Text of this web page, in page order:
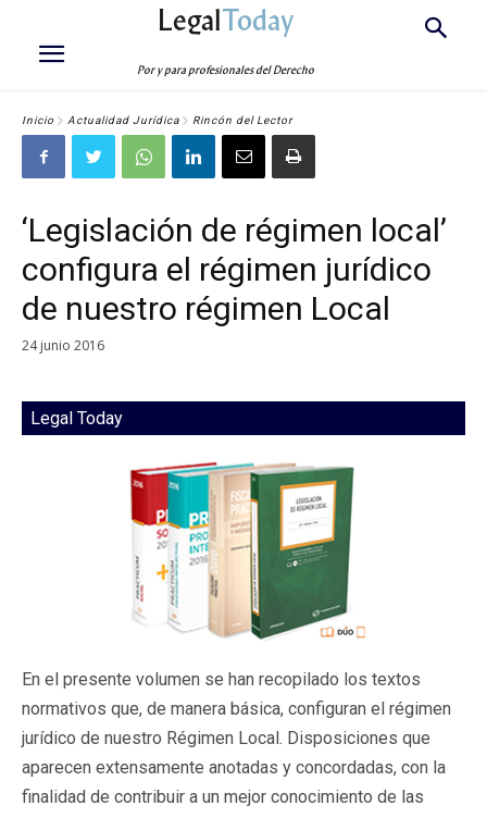
LegalToday
Por y para profesionales del Derecho
Inicio Actualidad Jurídica Rincón del Lector
‘Legislación de régimen local’
configura el régimen jurídico
de nuestro régimen Local
24 junio 2016
Legal Today
En el presente volumen se han recopilado los textos
normativos que, de manera básica, configuran el régimen
jurídico de nuestro Régimen Local. Disposiciones que
aparecen extensamente anotadas y concordadas, con la
finalidad de contribuir a un mejor conocimiento de las